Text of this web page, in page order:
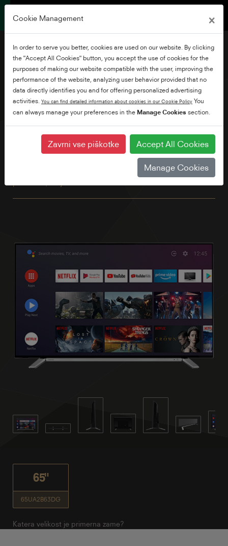
65" Ultra HD Android TV
Raziščite na tisoče filmov, oddaj, iger in poiščite odgovore
na svoja vprašanja na velikem zaslonu s sistemom Android
TV in Google Voice Assistant. Poleg tega z vgrajenim
Chromecastom preprosto predvajate filme, oddaje in
fotografije iz vseh naprav vaše družine. Poleg tega imata
TRU Micro Dimming in TRU Resolution za boljši kontrast in
65"
65UA2B63DG
Katera velikost je primerna zame?
Cookie Management ×
In order to serve you better, cookies are used on our website. By clicking
the "Accept All Cookies" button, you accept the use of cookies for the
purposes of making our website compatible with the user, improving the
performance of the website, analyzing user behavior provided that no
data directly identifies you and for offering personalized advertising
activities. You can find detailed information about cookies in our Cookie Policy You
can always manage your preferences in the Manage Cookies section.
Zavrni vse piškotke Accept All Cookies
Manage Cookies